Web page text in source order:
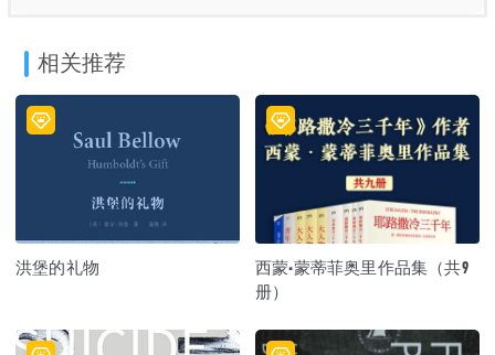
相关推荐
洪堡的礼物
西蒙·蒙蒂菲奥里作品集（共9
册）